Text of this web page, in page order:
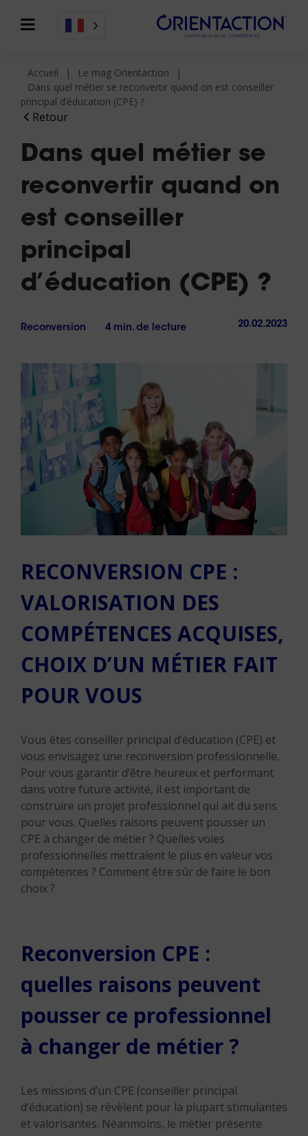
Retour
Accueil
Le mag Orientaction
Dans quel métier se reconvertir quand on est conseiller
principal d’éducation (CPE) ?
Dans quel métier se
reconvertir quand on
est conseiller
principal
d’éducation (CPE) ?
Reconversion 4 min. de lecture 20.02.2023
RECONVERSION CPE :
VALORISATION DES
COMPÉTENCES ACQUISES,
CHOIX D’UN MÉTIER FAIT
POUR VOUS
Vous êtes conseiller principal d’éducation (CPE) et
vous envisagez une reconversion professionnelle.
Pour vous garantir d’être heureux et performant
dans votre future activité, il est important de
construire un projet professionnel qui ait du sens
pour vous. Quelles raisons peuvent pousser un
CPE à changer de métier ? Quelles voies
professionnelles mettraient le plus en valeur vos
compétences ? Comment être sûr de faire le bon
choix ?
Reconversion CPE :
quelles raisons peuvent
pousser ce professionnel
à changer de métier ?
Les missions d’un CPE (conseiller principal
d’éducation) se révèlent pour la plupart stimulantes
et valorisantes. Néanmoins, le métier présente